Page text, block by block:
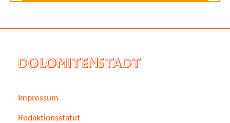
DOLOMITENSTADT
Impressum
Redaktionsstatut